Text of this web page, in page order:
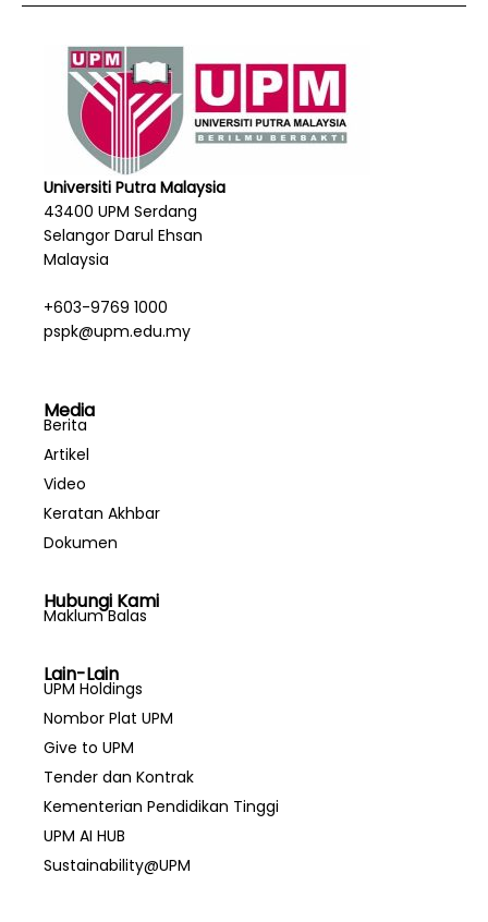
Universiti Putra Malaysia
43400 UPM Serdang
Selangor Darul Ehsan
Malaysia
+603-9769 1000
pspk@upm.edu.my
Media
Berita
Artikel
Video
Keratan Akhbar
Dokumen
Hubungi Kami
Maklum Balas
Lain-Lain
UPM Holdings
Nombor Plat UPM
Give to UPM
Tender dan Kontrak
Kementerian Pendidikan Tinggi
UPM AI HUB
Sustainability@UPM